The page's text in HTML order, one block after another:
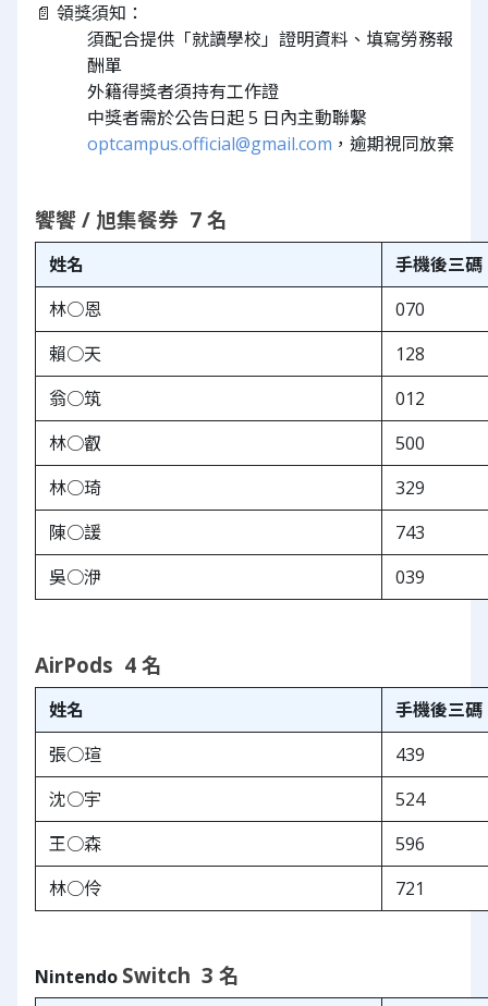
📄 領獎須知：
須配合提供「就讀學校」證明資料、填寫勞務報
酬單
外籍得獎者須持有工作證
optcampus.official@gmail.com ，逾期視同放棄
饗饗 / 旭集餐券  7 名
姓名
手機後三碼
林○恩
070
賴○天
128
翁○筑
012
林○叡
500
林○琦
329
陳○諼
743
吳○洢
039
AirPods  4 名
姓名
手機後三碼
張○瑄
439
沈○宇
524
王○森
596
林○伶 721
Nintendo Switch  3 名